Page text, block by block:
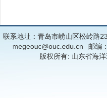
联系地址：青岛市崂山区松岭路
megeouc@ouc.edu.cn
邮编
版权所有: 山东省海